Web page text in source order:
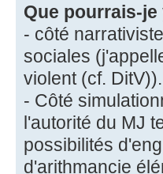
Que pourrais-je
- côté
sociales
violent (cf.
- Côté
l'autorité du MJ
possibilités
d'arithmancie